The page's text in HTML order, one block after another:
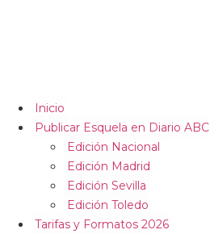
Inicio
Publicar Esquela en Diario ABC
Edición Nacional
Edición Madrid
Edición Sevilla
Edición Toledo
Tarifas y Formatos 2026